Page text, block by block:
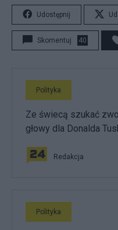
Udostępnij
Skomentuj 40
Polityka
Ze świecą szukać
głowy dla Donalda
Redakcja
Polityka